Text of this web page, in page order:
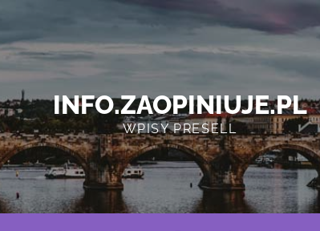
INFO.ZAOPINIUJE.PL
WPISY PRESELL